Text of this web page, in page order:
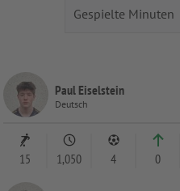
Paul Eiselstein
Deutsch
15 1,050 4 0